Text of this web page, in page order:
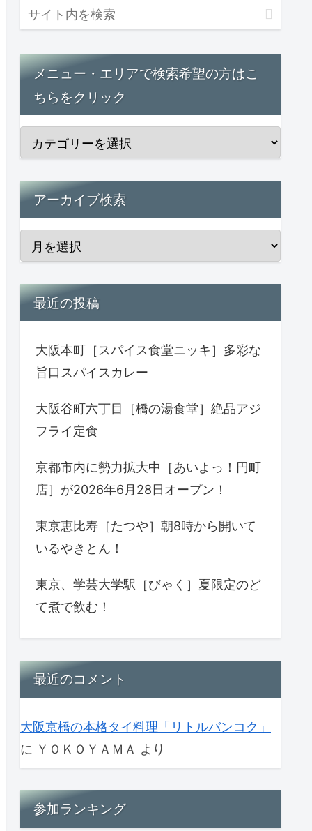
メニュー・エリアで検索希望の方はこ
ちらをクリック
アーカイブ検索
最近の投稿
大阪本町［スパイス食堂ニッキ］多彩な
旨口スパイスカレー
大阪谷町六丁目［橋の湯食堂］絶品アジ
フライ定食
京都市内に勢力拡大中［あいよっ！円町
店］が2026年6月28日オープン！
東京恵比寿［たつや］朝8時から開いて
いるやきとん！
東京、学芸大学駅［びゃく］夏限定のど
て煮で飲む！
最近のコメント
大阪京橋の本格タイ料理「リトルバンコク」
に ＹＯＫＯＹＡＭＡ より
参加ランキング